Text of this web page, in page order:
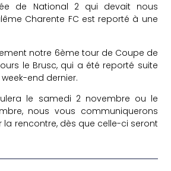
de National 2 qui devait nous
Charente FC est reporté à une
notre 6ème tour de Coupe de
le Brusc, qui a été reporté suite
end dernier.
le samedi 2 novembre ou le
nous vous communiquerons
la rencontre, dès que celle-ci seront